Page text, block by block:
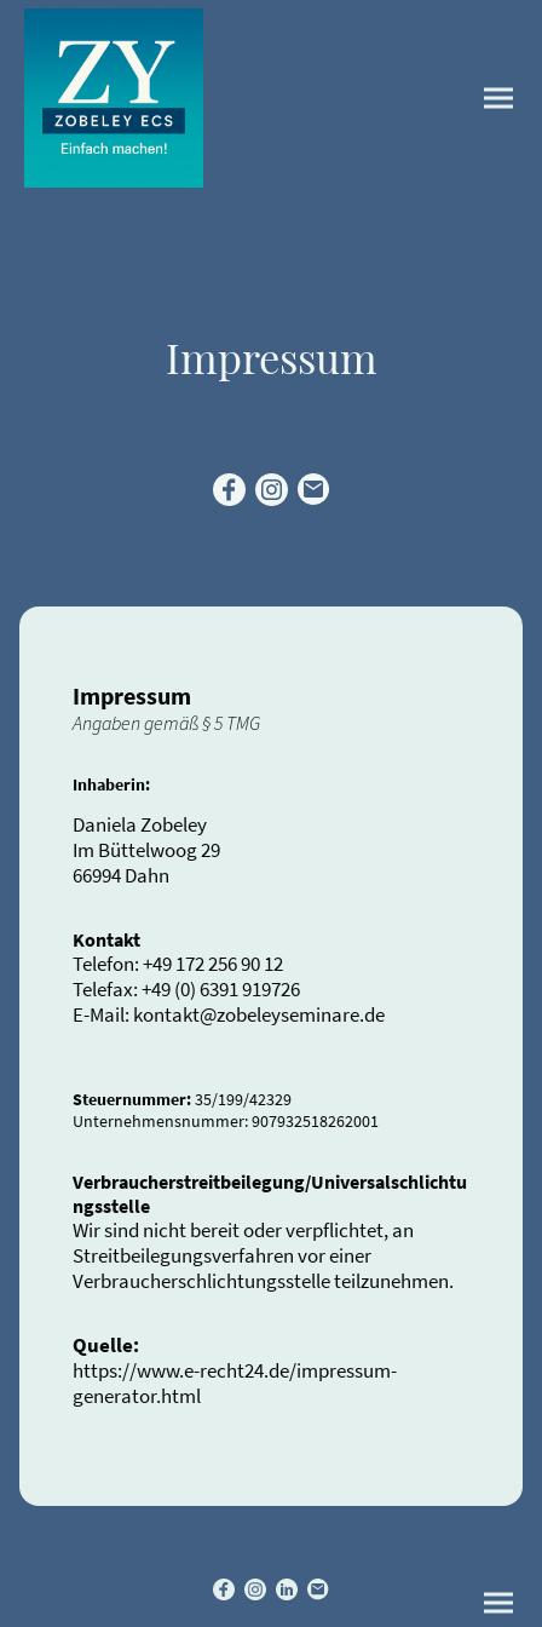
Impressum
Impressum
Angaben gemäß § 5 TMG
Inhaberin:
Daniela Zobeley
Im Büttelwoog 29
66994 Dahn
Kontakt
Telefon: +49 172 256 90 12
Telefax: +49 (0) 6391 919726
E-Mail: kontakt@zobeleyseminare.de
Steuernummer:35/199/42329
Unternehmensnummer: 907932518262001
Verbraucherstreitbeilegung/Universalschlichtu
ngsstelle
Wir sind nicht bereit oder verpflichtet, an
Streitbeilegungsverfahren vor einer
Verbraucherschlichtungsstelle teilzunehmen.
Quelle:
https://www.e-recht24.de/impressum-
generator.html